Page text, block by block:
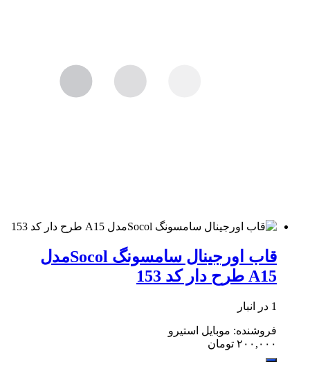
قاب اورجینال سامسونگ Socolمدل
A15 طرح دار کد 153
1 در انبار
فروشنده: موبایل استیرو
۲۰۰,۰۰۰ تومان